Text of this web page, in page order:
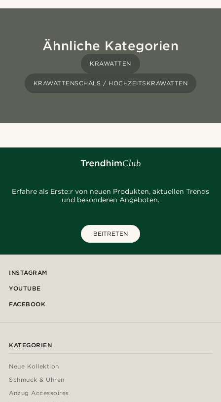
Ähnliche Kategorien
KRAWATTEN
KRAWATTENSCHALS / HOCHZEITSKRAWATTEN
Erfahre als Erste:r von neuen Produkten, aktuellen Trends
und besonderen Angeboten.
BEITRETEN
INSTAGRAM
YOUTUBE
FACEBOOK
KATEGORIEN
Neue Kollektion
Schmuck & Uhren
Anzug Accessoires